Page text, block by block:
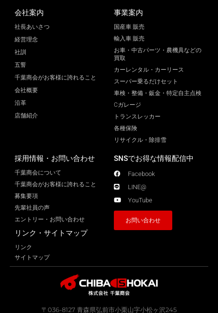
会社案内
社長あいさつ
経営理念
社訓
五誓
千葉商会がお客様に誇れること
会社概要
沿革
店舗紹介
事業案内
国産車 販売
輸入車 販売
お車・中古パーツ・農機具などの
買取
カーレンタル・カーリース
スーパー乗るだけセット
車検・整備・鈑金・特定自主点検
Cガレージ
トランスレッカー
各種保険
リサイクル・除排雪
採用情報・お問い合わせ
千葉商会について
千葉商会がお客様に誇れること​
募集要項
先輩社員の声
エントリー・お問い合わせ
リンク・サイトマップ
リンク
サイトマップ
SNSでお得な情報配信中
Facebook
LINE@
YouTube
お問い合わせ
〒036-8127 青森県弘前市小栗山字小松ヶ沢245